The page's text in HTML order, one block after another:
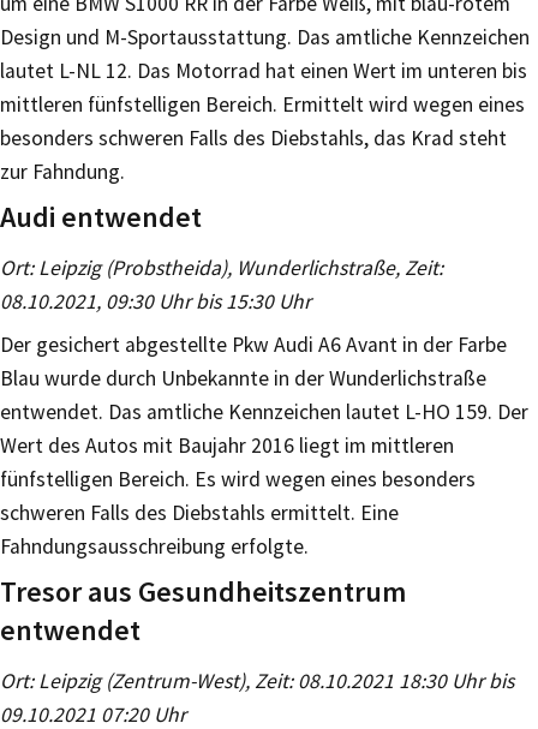
Design und M-Sportausstattung. Das amtliche Kennzeichen
lautet L-NL 12. Das Motorrad hat einen Wert im unteren bis
mittleren fünfstelligen Bereich. Ermittelt wird wegen eines
besonders schweren Falls des Diebstahls, das Krad steht
zur Fahndung.
Audi entwendet
Ort: Leipzig (Probstheida), Wunderlichstraße, Zeit:
08.10.2021, 09:30 Uhr bis 15:30 Uhr
Der gesichert abgestellte Pkw Audi A6 Avant in der Farbe
Blau wurde durch Unbekannte in der Wunderlichstraße
entwendet. Das amtliche Kennzeichen lautet L-HO 159. Der
Wert des Autos mit Baujahr 2016 liegt im mittleren
fünfstelligen Bereich. Es wird wegen eines besonders
schweren Falls des Diebstahls ermittelt. Eine
Fahndungsausschreibung erfolgte.
Tresor aus Gesundheitszentrum
entwendet
Ort: Leipzig (Zentrum-West), Zeit: 08.10.2021 18:30 Uhr bis
09.10.2021 07:20 Uhr